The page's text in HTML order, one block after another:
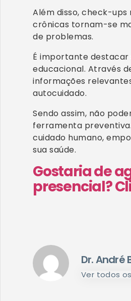
Além disso, check-
crônicas tornam-se
de problemas.
É importante
educacional. Através
informações
autocuidado.
Sendo assim, não
ferramenta
cuidado humano,
sua saúde.
Gostaria de
presencial?
Dr. André
Ver todos